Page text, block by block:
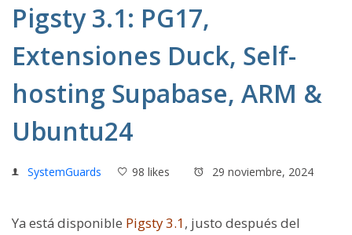
Pigsty 3.1: PG17,
Extensiones Duck, Self-
hosting Supabase, ARM &
Ubuntu24
SystemGuards 98 likes 29 noviembre, 2024
Ya está disponible Pigsty 3.1, justo después del